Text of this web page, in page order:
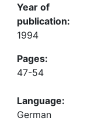
Year of
publication:
1994
Pages:
47-54
Language:
German